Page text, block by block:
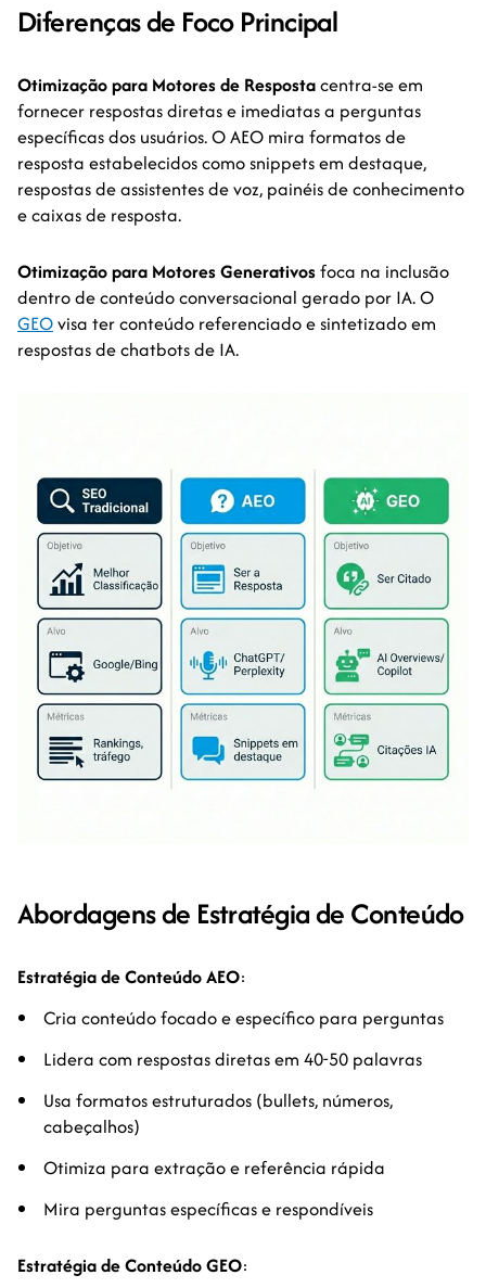
Diferenças de Foco Principal
Otimização para Motores de Respostacentra-se em
fornecer respostas diretas e imediatas a perguntas
específicas dos usuários. O AEO mira formatos de
resposta estabelecidos como snippets em destaque,
respostas de assistentes de voz, painéis de conhecimento
e caixas de resposta.
Otimização para Motores Generativosfoca na inclusão
dentro de conteúdo conversacional gerado por IA. O
GEOvisa ter conteúdo referenciado e sintetizado em
respostas de chatbots de IA.
Abordagens de Estratégia de Conteúdo
Estratégia de Conteúdo AEO:
Cria conteúdo focado e específico para perguntas
Lidera com respostas diretas em 40-50 palavras
Usa formatos estruturados (bullets, números,
cabeçalhos)
Otimiza para extração e referência rápida
Mira perguntas específicas e respondíveis
Estratégia de Conteúdo GEO: